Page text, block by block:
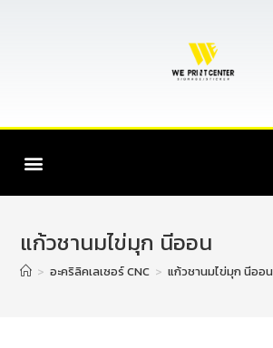
แก้วชานมไข่มุก นีออน
> อะคริลิคเลเซอร์ CNC > แก้วชานมไข่มุก นีออน